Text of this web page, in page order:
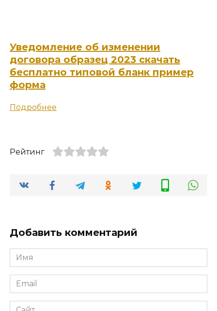
Уведомление об изменении
договора образец 2023 скачать
бесплатно типовой бланк пример
форма
Подробнее
Рейтинг
Добавить комментарий
Имя
*
Email
*
Сайт